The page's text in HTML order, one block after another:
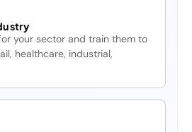
your sector and train them to
healthcare, industrial,